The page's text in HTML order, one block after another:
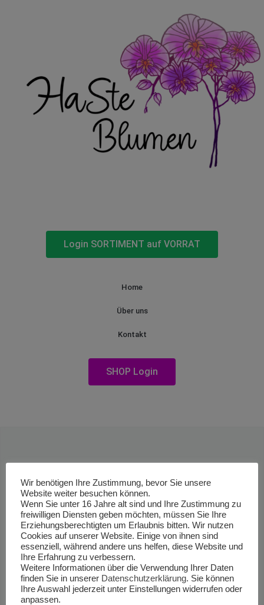
Login SORTIMENT auf VORRAT
Home
Über uns
Kontakt
SHOP Login
Wir benötigen Ihre Zustimmung, bevor Sie unsere
Website weiter besuchen können.
Wenn Sie unter 16 Jahre alt sind und Ihre Zustimmung zu
freiwilligen Diensten geben möchten, müssen Sie Ihre
Erziehungsberechtigten um Erlaubnis bitten. Wir nutzen
Cookies auf unserer Website. Einige von ihnen sind
essenziell, während andere uns helfen, diese Website und
Ihre Erfahrung zu verbessern.
Weitere Informationen über die Verwendung Ihrer Daten
finden Sie in unserer Datenschutzerklärung. Sie können
Ihre Auswahl jederzeit unter Einstellungen widerrufen oder
anpassen.